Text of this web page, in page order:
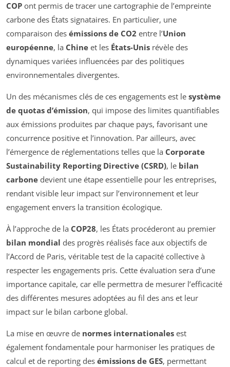
COP ont permis de tracer une cartographie de l’empreinte
carbone des États signataires. En particulier, une
comparaison des émissions de CO2 entre l’Union
européenne, la Chine et les États-Unis révèle des
dynamiques variées influencées par des politiques
environnementales divergentes.
Un des mécanismes clés de ces engagements est le système
de quotas d’émission, qui impose des limites quantifiables
aux émissions produites par chaque pays, favorisant une
concurrence positive et l’innovation. Par ailleurs, avec
l’émergence de réglementations telles que la Corporate
Sustainability Reporting Directive (CSRD), le bilan
carbone devient une étape essentielle pour les entreprises,
rendant visible leur impact sur l’environnement et leur
engagement envers la transition écologique.
À l’approche de la COP28, les États procéderont au premier
bilan mondial des progrès réalisés face aux objectifs de
l’Accord de Paris, véritable test de la capacité collective à
respecter les engagements pris. Cette évaluation sera d’une
importance capitale, car elle permettra de mesurer l’efficacité
des différentes mesures adoptées au fil des ans et leur
impact sur le bilan carbone global.
La mise en œuvre de normes internationales est
également fondamentale pour harmoniser les pratiques de
calcul et de reporting des émissions de GES, permettant